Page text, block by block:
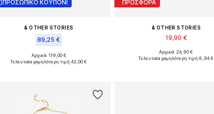
ΠΡΟΣΩΠΙΚΟ ΚΟΥΠΟΝΙ
& OTHER STORIES
89,25 €
Διαθέσιμα μεγέθη: 36, 37, 38, 39, 40, 41
Αρχικά: 119,00 €
Τελευταία χαμηλότερη τιμή:42,00 €
ΠΡΟΣΦΟΡΑ
& OTHER STORIES
19,90 €
Διαθέσιμα μεγέθη: One Size
Αρχικά: 24,90 €
Τελευταία χαμηλότερη τιμή:8,94 €